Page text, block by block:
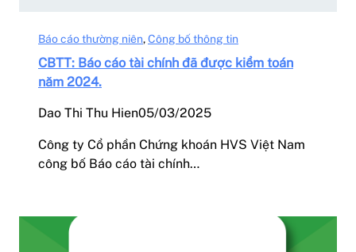
Báo cáo thường niên, Công bố thông tin
CBTT: Báo cáo tài chính đã được kiểm toán
năm 2024.
Dao Thi Thu Hien05/03/2025
Công ty Cổ phần Chứng khoán HVS Việt Nam
công bố Báo cáo tài chính…